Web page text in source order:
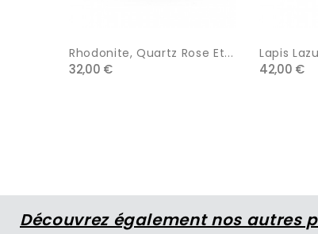
Rhodonite, Quartz Rose Et...
32,00 €
Lapis
42,00 €
Découvrez également nos autres